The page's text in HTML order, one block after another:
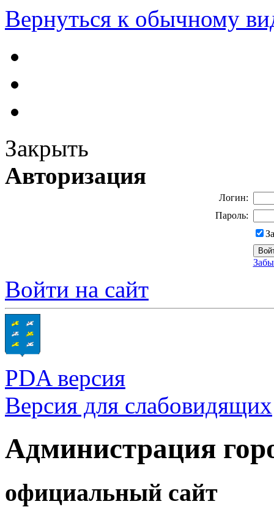
Вернуться к обычному
Закрыть
Авторизация
Логин:
Пароль:
Войти на сайт
PDA версия
Версия для слабовидящих
Администрация
официальный сайт